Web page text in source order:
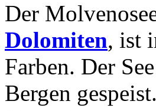
Der
Dolomiten, ist
Farben. Der
Bergen